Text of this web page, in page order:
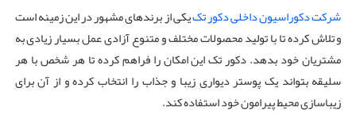
شرکت دکوراسیون داخلی دکور تکیکی از برندهای مشهور در این زمینه است
و تلاش کرده تا با تولید محصولات مختلف و متنوع آزادی عمل بسیار زیادی به
مشتریان خود بدهد. دکور تک این امکان را فراهم کرده تا هر شخص با هر
سلیقه بتواند یک پوستر دیواری زیبا و جذاب را انتخاب کرده و از آن برای
زیباسازی محیط پیرامون خود استفاده کند.